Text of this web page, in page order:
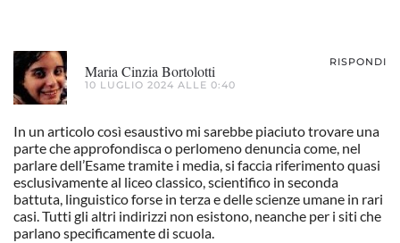
Maria Cinzia Bortolotti
10 LUGLIO 2024 ALLE 0:40
RISPONDI
In un articolo così esaustivo mi sarebbe piaciuto trovare una
parte che approfondisca o perlomeno denuncia come, nel
parlare dell’Esame tramite i media, si faccia riferimento quasi
esclusivamente al liceo classico, scientifico in seconda
battuta, linguistico forse in terza e delle scienze umane in rari
casi. Tutti gli altri indirizzi non esistono, neanche per i siti che
parlano specificamente di scuola.